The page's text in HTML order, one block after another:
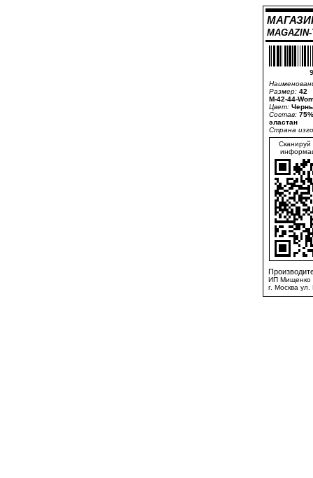
Размер: 42
M-42-44-
Цвет:
Состав:
эластан
Страна
Сканируй
ИП Мищенко
г. Москва